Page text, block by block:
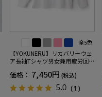
全5色
【YOKUNERU】リカバリーウェ
ア長袖Tシャツ男女兼用疲労回復
(R)【一般医療機器】SS～LLサイ
ズ
価格： 7,450円 (税込)
5.0（1）